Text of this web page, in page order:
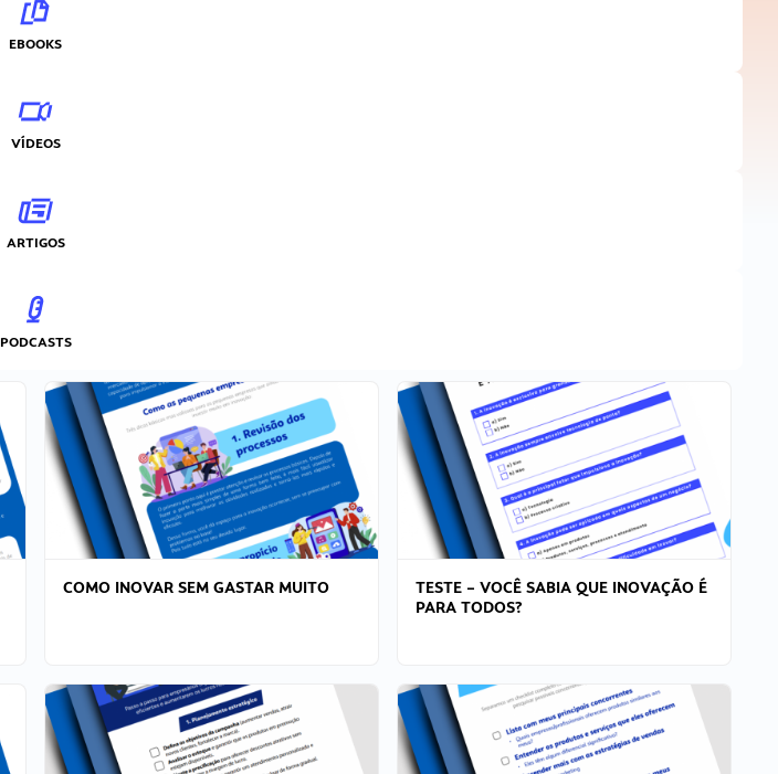
EBOOKS
VÍDEOS
ARTIGOS
PODCASTS
COMO INOVAR SEM GASTAR MUITO
TESTE – VOCÊ SABIA QUE INOVAÇÃO É
PARA TODOS?